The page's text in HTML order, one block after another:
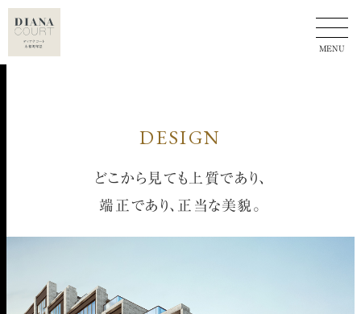
DESIGN
どこから見ても上質であり、
端正であり、正当な美貌。